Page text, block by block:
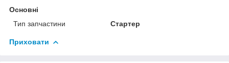
Основні
Тип запчастини
Стартер
Приховати